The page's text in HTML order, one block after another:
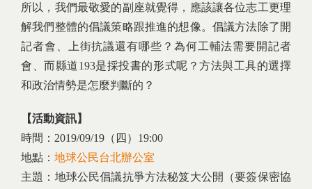
所以，我們最敬愛的副座就覺得，應該讓各位志工更理
解我們整體的倡議策略跟推進的想像。倡議方法除了開
記者會、上街抗議還有哪些？為何工輔法需要開記者
會、而縣道193是採投書的形式呢？方法與工具的選擇
和政治情勢是怎麼判斷的？
【活動資訊】
時間：2019/09/19（四）19:00
地點： 地球公民台北辦公室
主題：地球公民倡議抗爭方法秘笈大公開（要簽保密協